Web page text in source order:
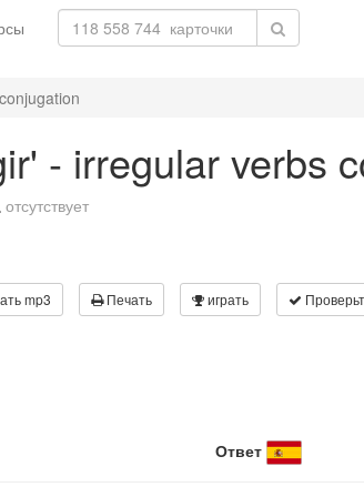
- irregular verbs
отсутствует
mp3 Печать играть
Ответ